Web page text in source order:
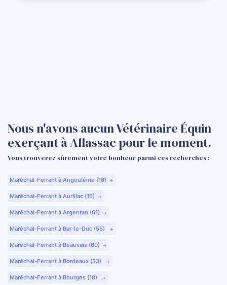
Nous n'avons aucun Vétérinaire Équin
exerçant à Allassac pour le moment.
Vous trouverez sûrement votre bonheur parmi ces recherches :
Maréchal-Ferrant à Angoulême (16)
Maréchal-Ferrant à Aurillac (15)
Maréchal-Ferrant à Argentan (61)
Maréchal-Ferrant à Bar-le-Duc (55)
Maréchal-Ferrant à Beauvais (60)
Maréchal-Ferrant à Bordeaux (33)
Maréchal-Ferrant à Bourges (18)